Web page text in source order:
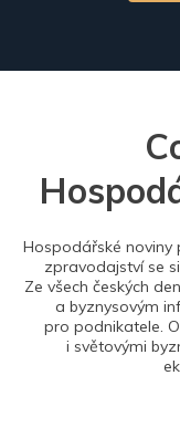
Hospodářské noviny
zpravodajství se
Ze všech českých
a byznysovým
pro podnikatele.
i světovými